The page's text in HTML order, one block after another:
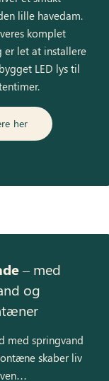
lille havedam.
komplet
er let at installere
LED lys til
her
– med
og
med springvand
skaber liv